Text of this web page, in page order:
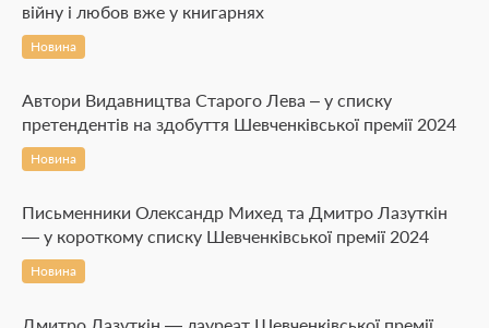
війну і любов вже у книгарнях
Новина
Автори Видавництва Старого Лева – у списку
претендентів на здобуття Шевченківської премії 2024
Новина
Письменники Олександр Михед та Дмитро Лазуткін
— у короткому списку Шевченківської премії 2024
Новина